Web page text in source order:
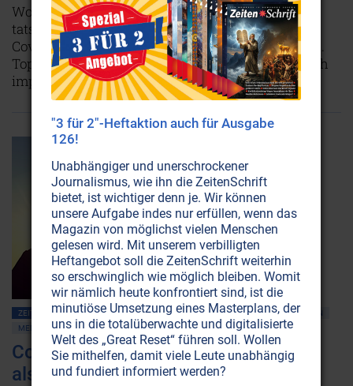
Wollen Leute wie Bill Gates die Weltbevölkerung
tatsächlich mit globalen Impfkampagnen gegen
Covid verringern? Viele Fakten weisen darauf hin.
Top-Wissenschaftler raten dringend davon ab, sich
impfen zu lassen.Weiterlesen...
ZEITENSCHRIFT NR. 105, S.4 MASSENMEDIEN • MANIPULATION
IMPFUNGEN
MEDIZIN
Covid-19-Impfung: Viel gefährlicher
als das Virus?
"3 für 2"-Heftaktion auch für Ausgabe
126!
Unabhängiger und unerschrockener
Journalismus, wie ihn die ZeitenSchrift
bietet, ist wichtiger denn je. Wir können
unsere Aufgabe indes nur erfüllen, wenn das
Magazin von möglichst vielen Menschen
gelesen wird. Mit unserem verbilligten
Heftangebot soll die ZeitenSchrift weiterhin
so erschwinglich wie möglich bleiben. Womit
wir nämlich heute konfrontiert sind, ist die
minutiöse Umsetzung eines Masterplans, der
uns in die totalüberwachte und digitalisierte
Welt des „Great Reset“ führen soll. Wollen
Sie mithelfen, damit viele Leute unabhängig
und fundiert informiert werden?